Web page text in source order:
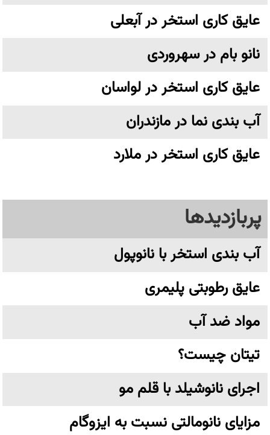
عایق کاری استخر در آبعلی
نانو بام در سهروردی
عایق کاری استخر در لواسان
آب بندی نما در مازندران
عایق کاری استخر در ملارد
پربازدیدها
آب بندی استخر با نانوپول
عایق رطوبتی پلیمری
مواد ضد آب
تیتان چیست؟
اجرای نانوشیلد با قلم مو
مزایای نانومالتی نسبت به ایزوگام